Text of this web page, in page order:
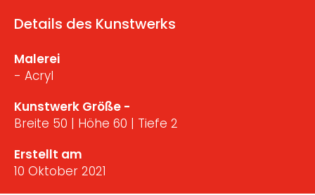
Details des Kunstwerks
Malerei
- Acryl
Kunstwerk Größe -
Breite 50 | Höhe 60 | Tiefe 2
Erstellt am
10 Oktober 2021